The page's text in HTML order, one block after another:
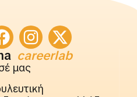
careerlab
μας